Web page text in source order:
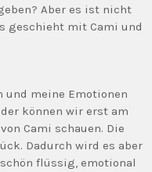
Aber es ist nicht
geschieht mit Cami und
meine Emotionen
können wir erst am
Cami schauen. Die
Dadurch wird es aber
flüssig, emotional